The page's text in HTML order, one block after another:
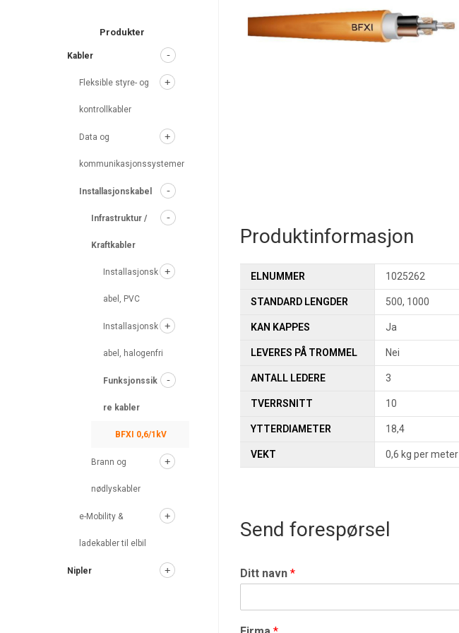
Produktinformasjon
ELNUMMER 1025262
STANDARD LENGDER 500, 1000
KAN KAPPES Ja
LEVERES PÅ TROMMEL Nei
ANTALL LEDERE 3
TVERRSNITT 10
YTTERDIAMETER 18,4
VEKT 0,6 kg per meter
Send forespørsel
Ditt navn*
Produkter
Kabler
Fleksible styre- og
kontrollkabler
Data og
kommunikasjonssystemer
Installasjonskabel
Infrastruktur /
Kraftkabler
Installasjonsk
abel, PVC
Installasjonsk
abel, halogenfri
Funksjonssik
re kabler
BFXI 0,6/1kV
Brann og
nødlyskabler
e-Mobility &
ladekabler til elbil
Nipler